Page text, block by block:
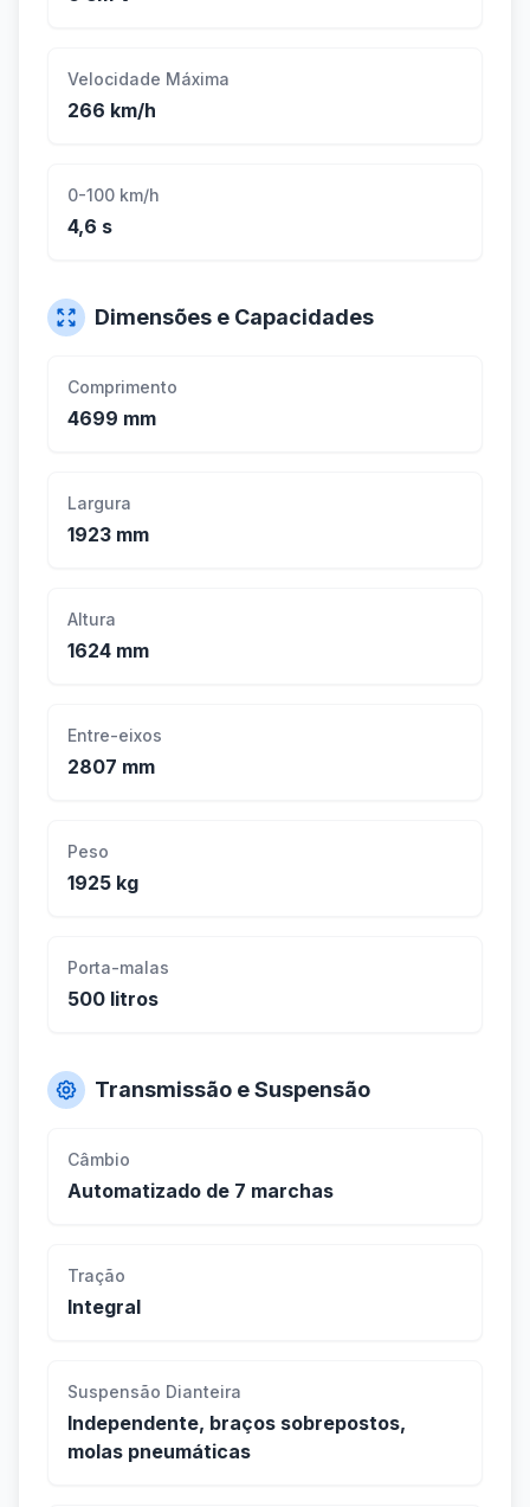
Velocidade Máxima
266 km/h
0-100 km/h
4,6 s
Dimensões e Capacidades
Comprimento
4699 mm
Largura
1923 mm
Altura
1624 mm
Entre-eixos
2807 mm
Peso
1925 kg
Porta-malas
500 litros
Transmissão e Suspensão
Câmbio
Automatizado de 7 marchas
Tração
Integral
Suspensão Dianteira
Independente, braços sobrepostos,
molas pneumáticas